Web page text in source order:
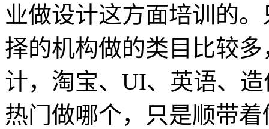
业做设计这方面培训的
择的机构做的类目比较
计，淘宝、UI、英语、
热门做哪个，只是顺带